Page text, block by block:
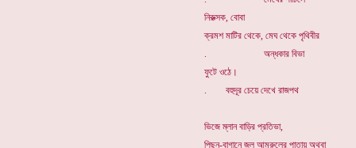
নিরুত্সক, বোবা
ক্রমশ মাটির থেকে, মেঘ থেকে পৃথিবীর
. অন্ধকার বিভা
ফুটে ওঠে।
. বহুদূর চেয়ে দেখে রাজপথ
ভিজে ম্লান বাড়ির প্রতিভা,
পিছন-বাগানে জল আমরুলের পাতায় অথবা